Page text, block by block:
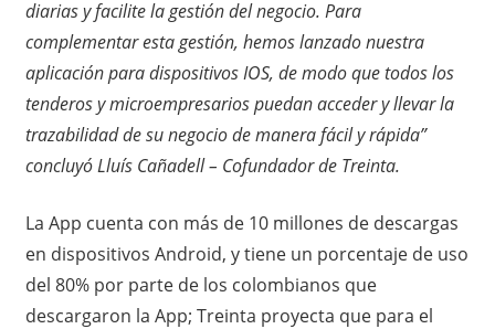
diarias y facilite la gestión del negocio. Para
complementar esta gestión, hemos lanzado nuestra
aplicación para dispositivos IOS, de modo que todos los
tenderos y microempresarios puedan acceder y llevar la
trazabilidad de su negocio de manera fácil y rápida”
concluyó Lluís Cañadell – Cofundador de Treinta.
La App cuenta con más de 10 millones de descargas
en dispositivos Android, y tiene un porcentaje de uso
del 80% por parte de los colombianos que
descargaron la App; Treinta proyecta que para el